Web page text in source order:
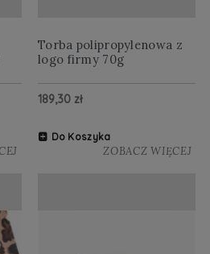
Torba polipropylenowa z
logo firmy 70g
189,30 zł
Do Koszyka
ZOBACZ WIĘCEJ